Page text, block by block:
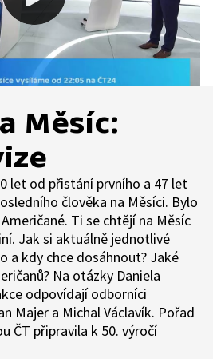
Měsíc:
let od přistání prvního a 47 let
člověka na Měsíci. Bylo
Ti se chtějí na Měsíc
Jak si aktuálně jednotlivé
a kdy chce dosáhnout? Jaké
Na otázky Daniela
odpovídají odborníci
Majer a Michal Václavík. Pořad
ČT připravila k 50. výročí